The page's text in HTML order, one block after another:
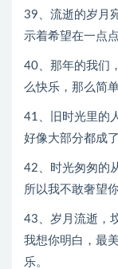
39、流逝的岁月
示着希望在一点
40、那年的我们
么快乐，那么简
41、旧时光里的
好像大部分都成
42、时光匆匆的
所以我不敢奢望
43、岁月流逝，
我想你明白，最
乐。